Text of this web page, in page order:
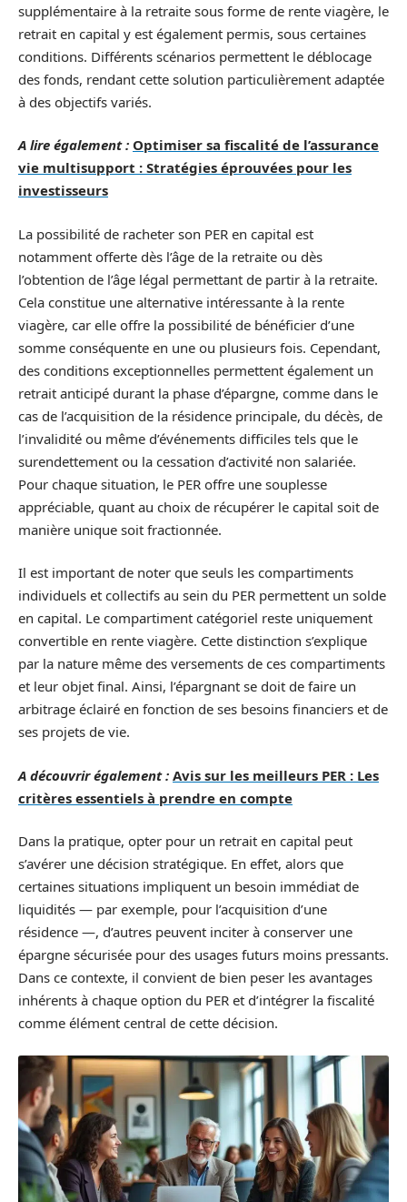
supplémentaire à la retraite sous forme de rente viagère, le
retrait en capital y est également permis, sous certaines
conditions. Différents scénarios permettent le déblocage
des fonds, rendant cette solution particulièrement adaptée
à des objectifs variés.
A lire également : Optimiser sa fiscalité de l’assurance
vie multisupport : Stratégies éprouvées pour les
investisseurs
La possibilité de racheter son PER en capital est
notamment offerte dès l’âge de la retraite ou dès
l’obtention de l’âge légal permettant de partir à la retraite.
Cela constitue une alternative intéressante à la rente
viagère, car elle offre la possibilité de bénéficier d’une
somme conséquente en une ou plusieurs fois. Cependant,
des conditions exceptionnelles permettent également un
retrait anticipé durant la phase d’épargne, comme dans le
cas de l’acquisition de la résidence principale, du décès, de
l’invalidité ou même d’événements difficiles tels que le
surendettement ou la cessation d’activité non salariée.
Pour chaque situation, le PER offre une souplesse
appréciable, quant au choix de récupérer le capital soit de
manière unique soit fractionnée.
Il est important de noter que seuls les compartiments
individuels et collectifs au sein du PER permettent un solde
en capital. Le compartiment catégoriel reste uniquement
convertible en rente viagère. Cette distinction s’explique
par la nature même des versements de ces compartiments
et leur objet final. Ainsi, l’épargnant se doit de faire un
arbitrage éclairé en fonction de ses besoins financiers et de
ses projets de vie.
A découvrir également : Avis sur les meilleurs PER : Les
critères essentiels à prendre en compte
Dans la pratique, opter pour un retrait en capital peut
s’avérer une décision stratégique. En effet, alors que
certaines situations impliquent un besoin immédiat de
liquidités — par exemple, pour l’acquisition d’une
résidence —, d’autres peuvent inciter à conserver une
épargne sécurisée pour des usages futurs moins pressants.
Dans ce contexte, il convient de bien peser les avantages
inhérents à chaque option du PER et d’intégrer la fiscalité
comme élément central de cette décision.